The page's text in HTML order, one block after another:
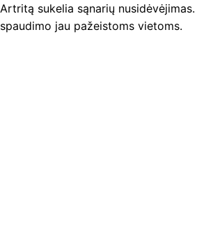
Artritą sukelia sąnarių
spaudimo jau pažeistoms vietoms.